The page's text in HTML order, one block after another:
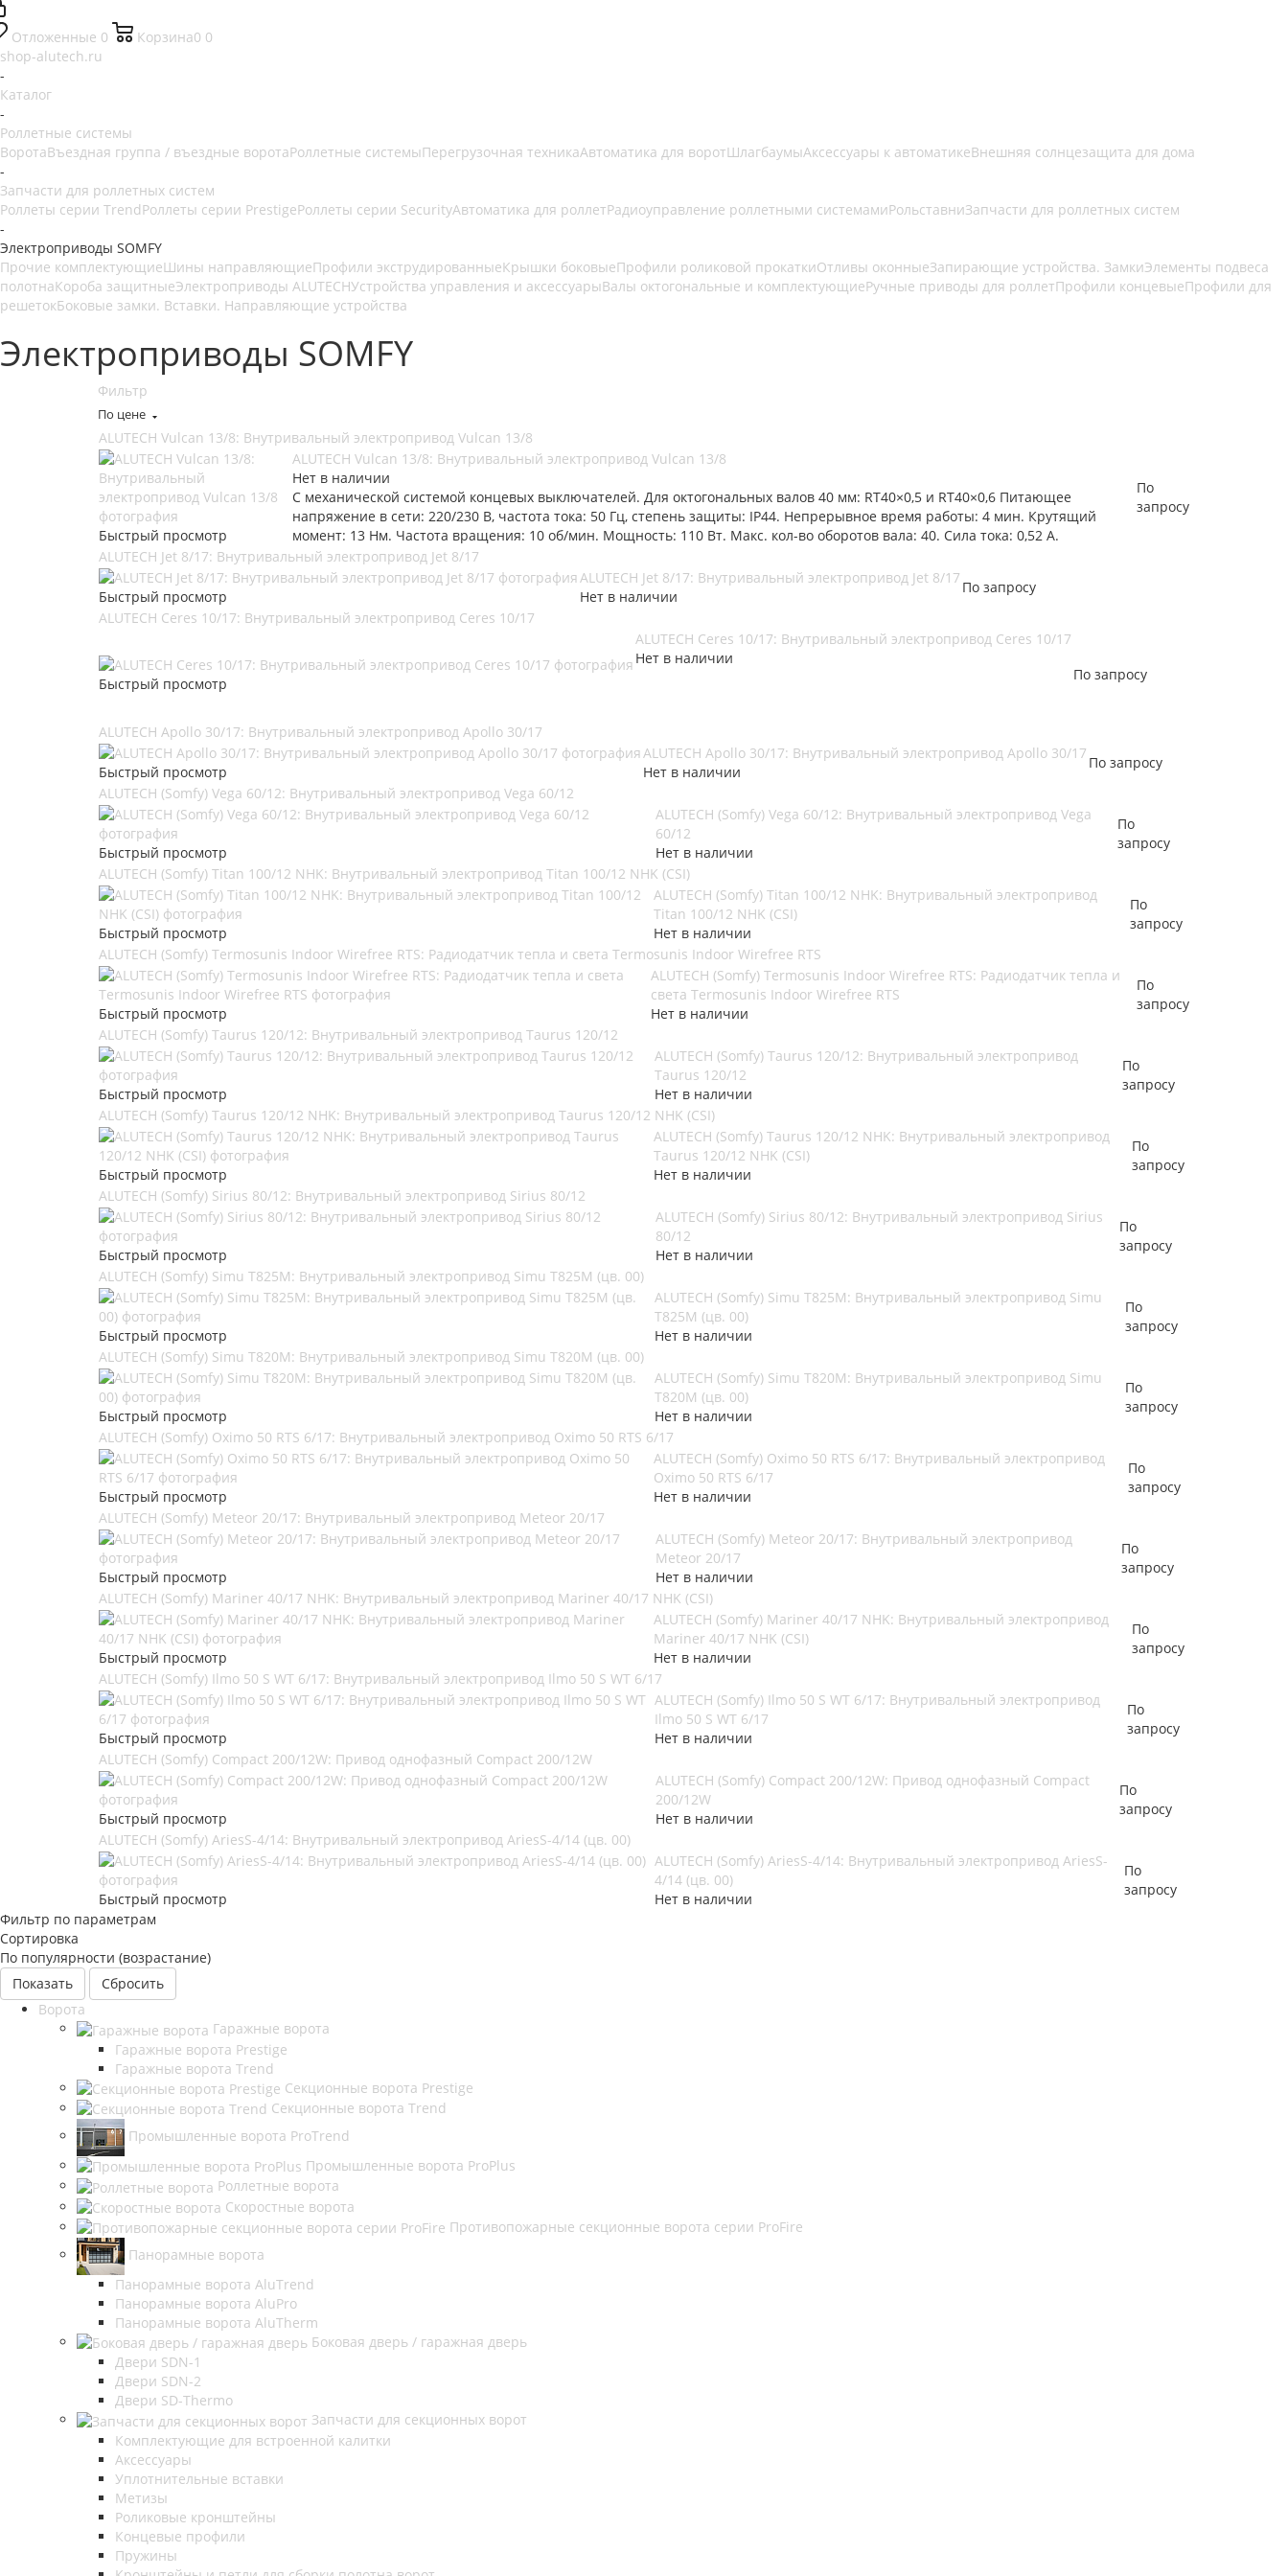
Отложенные 0 Корзина0 0
shop-alutech.ru
-
Каталог
-
Роллетные системы
ВоротаВъездная группа / въездные воротаРоллетные системыПерегрузочная техникаАвтоматика для воротШлагбаумыАксессуары к автоматикеВнешняя солнцезащита для дома
-
Запчасти для роллетных систем
Роллеты серии TrendРоллеты серии PrestigeРоллеты серии SecurityАвтоматика для роллетРадиоуправление роллетными системамиРольставниЗапчасти для роллетных систем
-
Электроприводы SOMFY
Прочие комплектующиеШины направляющиеПрофили экструдированныеКрышки боковыеПрофили роликовой прокаткиОтливы оконныеЗапирающие устройства. ЗамкиЭлементы подвеса
полотнаКороба защитныеЭлектроприводы ALUTECHУстройства управления и аксессуарыВалы октогональные и комплектующиеРучные приводы для роллетПрофили концевыеПрофили для
решетокБоковые замки. Вставки. Направляющие устройства
Электроприводы SOMFY
Фильтр
По цене
ALUTECH Vulcan 13/8: Внутривальный электропривод Vulcan 13/8
Быстрый просмотр
ALUTECH Vulcan 13/8: Внутривальный электропривод Vulcan 13/8
Нет в наличии
С механической системой концевых выключателей. Для октогональных валов 40 мм: RT40×0,5 и RT40×0,6 Питающее
напряжение в сети: 220/230 В, частота тока: 50 Гц, степень защиты: IP44. Непрерывное время работы: 4 мин. Крутящий
момент: 13 Нм. Частота вращения: 10 об/мин. Мощность: 110 Вт. Макс. кол-во оборотов вала: 40. Сила тока: 0,52 А.
По
запросу
ALUTECH Jet 8/17: Внутривальный электропривод Jet 8/17
Быстрый просмотр
ALUTECH Jet 8/17: Внутривальный электропривод Jet 8/17
Нет в наличии
По запросу
ALUTECH Ceres 10/17: Внутривальный электропривод Ceres 10/17
Быстрый просмотр
ALUTECH Ceres 10/17: Внутривальный электропривод Ceres 10/17
Нет в наличии
По запросу
ALUTECH Apollo 30/17: Внутривальный электропривод Apollo 30/17
Быстрый просмотр
ALUTECH Apollo 30/17: Внутривальный электропривод Apollo 30/17
Нет в наличии
По запросу
ALUTECH (Somfy) Vega 60/12: Внутривальный электропривод Vega 60/12
Быстрый просмотр
ALUTECH (Somfy) Vega 60/12: Внутривальный электропривод Vega
60/12
Нет в наличии
По
запросу
ALUTECH (Somfy) Titan 100/12 NHK: Внутривальный электропривод Titan 100/12 NHK (CSI)
Быстрый просмотр
ALUTECH (Somfy) Titan 100/12 NHK: Внутривальный электропривод
Titan 100/12 NHK (CSI)
Нет в наличии
По
запросу
ALUTECH (Somfy) Termosunis Indoor Wirefree RTS: Радиодатчик тепла и света Termosunis Indoor Wirefree RTS
Быстрый просмотр
ALUTECH (Somfy) Termosunis Indoor Wirefree RTS: Радиодатчик тепла и
света Termosunis Indoor Wirefree RTS
Нет в наличии
По
запросу
ALUTECH (Somfy) Taurus 120/12: Внутривальный электропривод Taurus 120/12
Быстрый просмотр
ALUTECH (Somfy) Taurus 120/12: Внутривальный электропривод
Taurus 120/12
Нет в наличии
По
запросу
ALUTECH (Somfy) Taurus 120/12 NHK: Внутривальный электропривод Taurus 120/12 NHK (CSI)
Быстрый просмотр
ALUTECH (Somfy) Taurus 120/12 NHK: Внутривальный электропривод
Taurus 120/12 NHK (CSI)
Нет в наличии
По
запросу
ALUTECH (Somfy) Sirius 80/12: Внутривальный электропривод Sirius 80/12
Быстрый просмотр
ALUTECH (Somfy) Sirius 80/12: Внутривальный электропривод Sirius
80/12
Нет в наличии
По
запросу
ALUTECH (Somfy) Simu T825M: Внутривальный электропривод Simu T825M (цв. 00)
Быстрый просмотр
ALUTECH (Somfy) Simu T825M: Внутривальный электропривод Simu
T825M (цв. 00)
Нет в наличии
По
запросу
ALUTECH (Somfy) Simu T820M: Внутривальный электропривод Simu T820M (цв. 00)
Быстрый просмотр
ALUTECH (Somfy) Simu T820M: Внутривальный электропривод Simu
T820M (цв. 00)
Нет в наличии
По
запросу
ALUTECH (Somfy) Oximo 50 RTS 6/17: Внутривальный электропривод Oximo 50 RTS 6/17
Быстрый просмотр
ALUTECH (Somfy) Oximo 50 RTS 6/17: Внутривальный электропривод
Oximo 50 RTS 6/17
Нет в наличии
По
запросу
ALUTECH (Somfy) Meteor 20/17: Внутривальный электропривод Meteor 20/17
Быстрый просмотр
ALUTECH (Somfy) Meteor 20/17: Внутривальный электропривод
Meteor 20/17
Нет в наличии
По
запросу
ALUTECH (Somfy) Mariner 40/17 NHK: Внутривальный электропривод Mariner 40/17 NHK (CSI)
Быстрый просмотр
ALUTECH (Somfy) Mariner 40/17 NHK: Внутривальный электропривод
Mariner 40/17 NHK (CSI)
Нет в наличии
По
запросу
ALUTECH (Somfy) Ilmo 50 S WT 6/17: Внутривальный электропривод Ilmo 50 S WT 6/17
Быстрый просмотр
ALUTECH (Somfy) Ilmo 50 S WT 6/17: Внутривальный электропривод
Ilmo 50 S WT 6/17
Нет в наличии
По
запросу
ALUTECH (Somfy) Compact 200/12W: Привод однофазный Compact 200/12W
Быстрый просмотр
ALUTECH (Somfy) Compact 200/12W: Привод однофазный Compact
200/12W
Нет в наличии
По
запросу
ALUTECH (Somfy) AriesS-4/14: Внутривальный электропривод AriesS-4/14 (цв. 00)
Быстрый просмотр
ALUTECH (Somfy) AriesS-4/14: Внутривальный электропривод AriesS-
4/14 (цв. 00)
Нет в наличии
По
запросу
Фильтр по параметрам
Сортировка
По популярности (возрастание)
Сбросить
Ворота
Гаражные ворота
Гаражные ворота Prestige
Гаражные ворота Trend
Секционные ворота Prestige
Секционные ворота Trend
Промышленные ворота ProTrend
Промышленные ворота ProPlus
Роллетные ворота
Скоростные ворота
Противопожарные секционные ворота серии ProFire
Панорамные ворота
Панорамные ворота AluTrend
Панорамные ворота AluPro
Панорамные ворота AluTherm
Боковая дверь / гаражная дверь
Двери SDN-1
Двери SDN-2
Двери SD-Thermo
Запчасти для секционных ворот
Комплектующие для встроенной калитки
Аксессуары
Уплотнительные вставки
Метизы
Роликовые кронштейны
Концевые профили
Пружины